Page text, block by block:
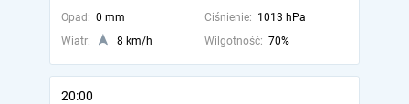
Opad: 0 mm Ciśnienie: 1013 hPa
Wiatr:
8 km/h Wilgotność: 70%
20:00